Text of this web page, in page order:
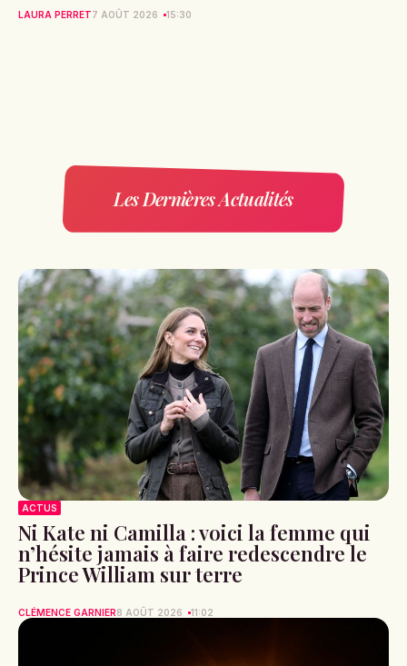
LAURA PERRET7 AOÛT 2026 15:30
Les Dernières Actualités
ACTUS
Ni Kate ni Camilla : voici la femme qui
n’hésite jamais à faire redescendre le
Prince William sur terre
CLÉMENCE GARNIER8 AOÛT 2026 11:02